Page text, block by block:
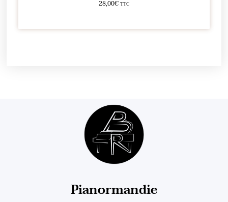
28,00€TTC
Pianormandie